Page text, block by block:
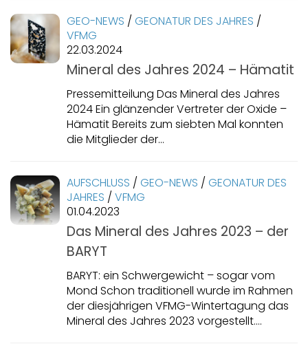
GEO-NEWS / GEONATUR DES JAHRES /
VFMG
22.03.2024
Mineral des Jahres 2024 – Hämatit
Pressemitteilung Das Mineral des Jahres
2024 Ein glänzender Vertreter der Oxide –
Hämatit Bereits zum siebten Mal konnten
die Mitglieder der...
AUFSCHLUSS / GEO-NEWS / GEONATUR DES
JAHRES / VFMG
01.04.2023
Das Mineral des Jahres 2023 – der
BARYT
BARYT: ein Schwergewicht – sogar vom
Mond Schon traditionell wurde im Rahmen
der diesjährigen VFMG-Wintertagung das
Mineral des Jahres 2023 vorgestellt....